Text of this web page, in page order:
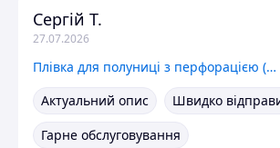
Сергій Т.
27.07.2026
Плівка для полуниці з перфорацією (30х35см), Чорна, на 24 міс. 1,2м*500м, 40мкм, на 2-3 роки
Актуальний опис
Швидко
Гарне обслуговування